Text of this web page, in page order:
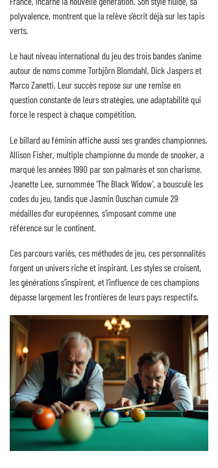
polyvalence, montrent que la relève s’écrit déjà sur les tapis
verts.
Le haut niveau international du jeu des trois bandes s’anime
autour de noms comme Torbjörn Blomdahl, Dick Jaspers et
Marco Zanetti. Leur succès repose sur une remise en
question constante de leurs stratégies, une adaptabilité qui
force le respect à chaque compétition.
Le billard au féminin affiche aussi ses grandes championnes.
Allison Fisher, multiple championne du monde de snooker, a
marqué les années 1990 par son palmarès et son charisme.
Jeanette Lee, surnommée ‘The Black Widow’, a bousculé les
codes du jeu, tandis que Jasmin Ouschan cumule 29
médailles d’or européennes, s’imposant comme une
référence sur le continent.
Ces parcours variés, ces méthodes de jeu, ces personnalités
forgent un univers riche et inspirant. Les styles se croisent,
les générations s’inspirent, et l’influence de ces champions
dépasse largement les frontières de leurs pays respectifs.